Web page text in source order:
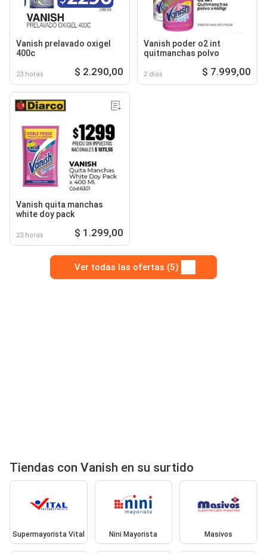
Vanish prelavado oxigel
400c
23 horas $ 2.290,00
Vanish poder o2 int
quitmanchas polvo
2 días $ 7.999,00
Vanish quita manchas
white doy pack
23 horas $ 1.299,00
Ver todas las ofertas (5)
Tiendas con Vanish en su surtido
Supermayorista Vital Nini Mayorista Masivos